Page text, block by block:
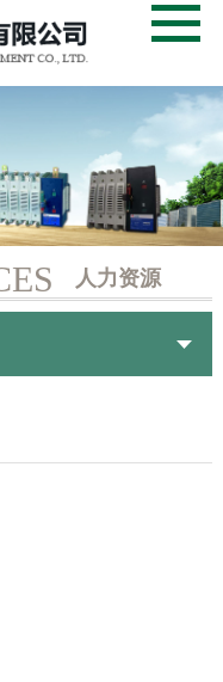
首页
关于我们
成功案例
人力资源